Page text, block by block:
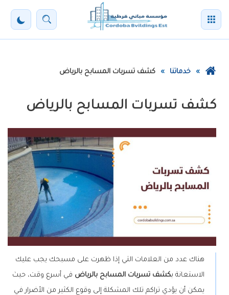
المحتوى
بحث
الصفحة
خدماتنا كشف تسربات المسابح بالرياض
كشف تسربات المسابح بالرياض
هناك عدد من العلامات التي إذا ظهرت على مسبحك يجب عليك
الاستعانة بكشف تسربات المسابح بالرياض في أسرع وقت، حيث
يمكن أن يؤدي تراكم تلك المشكلة إلى وقوع الكثير من الأضرار في